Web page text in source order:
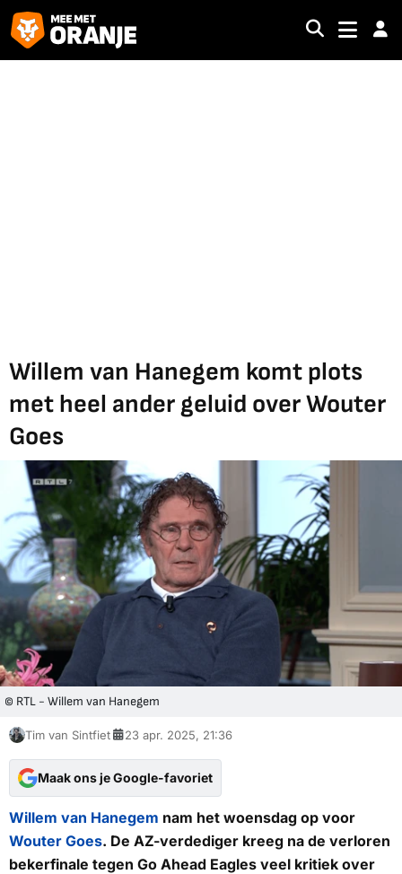
Willem van Hanegem komt plots
met heel ander geluid over Wouter
Goes
© RTL - Willem van Hanegem
Tim van Sintfiet 23 apr. 2025, 21:36
Maak ons je Google-favoriet
Willem van Hanegem nam het woensdag op voor
Wouter Goes. De AZ-verdediger kreeg na de verloren
bekerfinale tegen Go Ahead Eagles veel kritiek over